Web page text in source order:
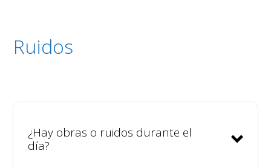
Ruidos
¿Hay obras o ruidos durante el
día?